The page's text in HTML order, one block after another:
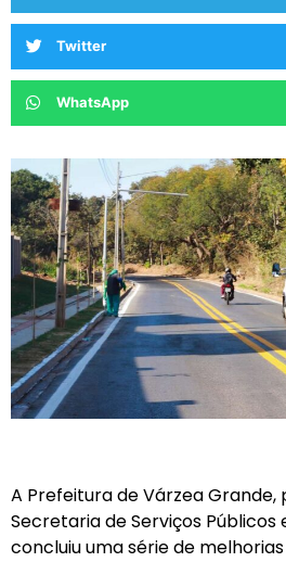
Twitter
WhatsApp
A Prefeitura de Várzea Grande,
Secretaria de Serviços Públicos
concluiu uma série de